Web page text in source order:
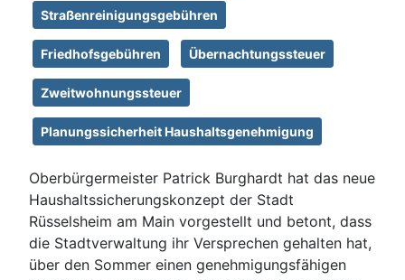
Straßenreinigungsgebühren
Friedhofsgebühren Übernachtungssteuer
Zweitwohnungssteuer
Planungssicherheit Haushaltsgenehmigung
Oberbürgermeister Patrick Burghardt hat das neue
Haushaltssicherungskonzept der Stadt
Rüsselsheim am Main vorgestellt und betont, dass
die Stadtverwaltung ihr Versprechen gehalten hat,
über den Sommer einen genehmigungsfähigen